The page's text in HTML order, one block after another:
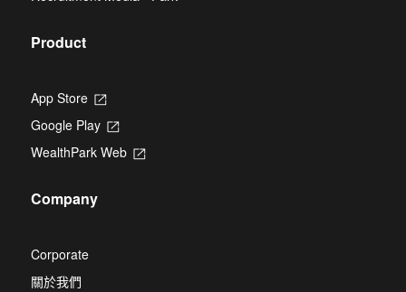
tab
Product
App Store
Opens
a
new
tab
Google Play
Opens
a
WealthPark Web
Opens
Company
Corporate
關於我們